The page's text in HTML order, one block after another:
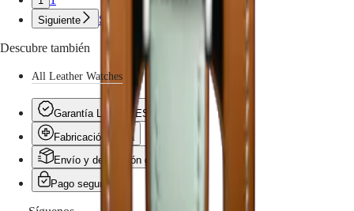
RECORD
ELEGANT
COLLECTION
GRANDE
CLASSIQUE
Heritage
LONGINES
LEGEND
DIVER
ULTRA-
CHRON
Österreich
Belgique
(
België
(Nl )
Denmark
Finland
France
Deutschland
Greece
En)
Ελλάδα
El)
Siguiente Siguiente
Descubre también
All Leather Watches
Garantía LONGINES
Fabricación suiza
Envío y devolución gratis
Pago seguro